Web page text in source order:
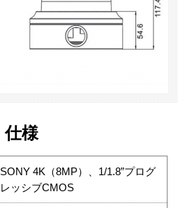
仕様
SONY 4K（8MP）、1/1.8”プログ
レッシブCMOS